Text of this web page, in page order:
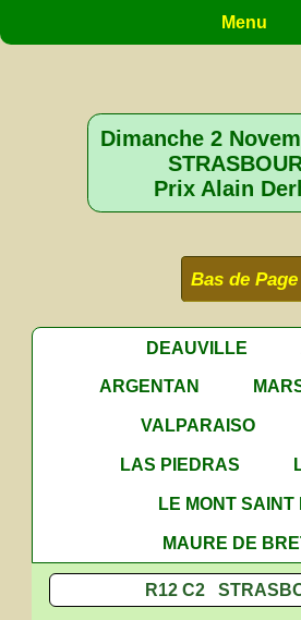
Menu
Dimanche 2
Prix Alain
Bas de Page
DEAUVILLE
ARGENTAN
VALPARAISO
LAS PIEDRAS
LE MONT SAINT
MAURE DE
R12 C2